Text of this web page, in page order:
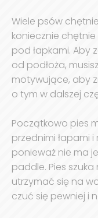
Wiele psów
koniecznie
pod łapkami. Aby
od podłoża,
motywujące, aby
o tym w dalszej
Początkowo pies
przednimi łapami
ponieważ nie ma
paddle. Pies
utrzymać się na
czuć się pewniej i